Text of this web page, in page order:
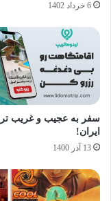
6 خرداد 1402
سفر به عجیب و غریب
ایران!
13 آذر 1400